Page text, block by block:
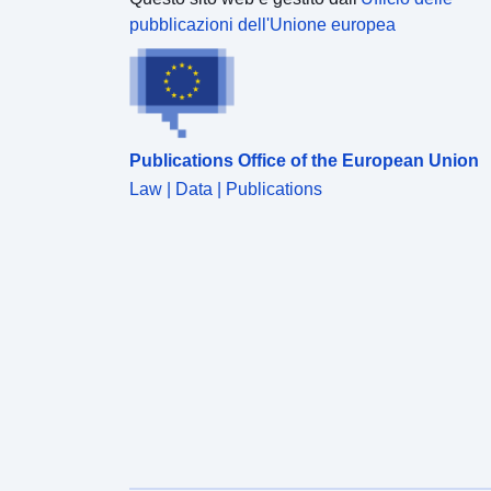
pubblicazioni dell'Unione europea
Publications Office of the European Union
Law | Data | Publications